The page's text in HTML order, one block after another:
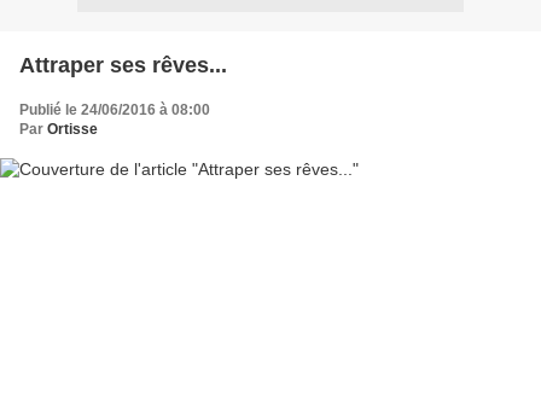
Attraper ses rêves...
Publié le 24/06/2016 à 08:00
Par Ortisse